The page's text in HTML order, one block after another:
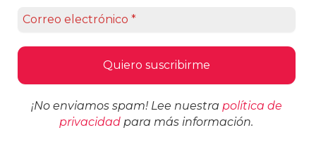
¡No enviamos spam! Lee nuestra política de
privacidad para más información.